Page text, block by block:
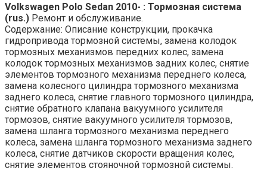
Volkswagen Polo Sedan 2010- : Тормозная система
(rus.) Ремонт и обслуживание.
Содержание: Описание конструкции, прокачка
гидропривода тормозной системы, замена колодок
тормозных механизмов передних колес, замена
колодок тормозных механизмов задних колес, снятие
элементов тормозного механизма переднего колеса,
замена колесного цилиндра тормозного механизма
заднего колеса, снятие главного тормозного цилиндра,
снятие обратного клапана вакуумного усилителя
тормозов, снятие вакуумного усилителя тормозов,
замена шланга тормозного механизма переднего
колеса, замена шланга тормозного механизма заднего
колеса, снятие датчиков скорости вращения колес,
снятие элементов стояночной тормозной системы.